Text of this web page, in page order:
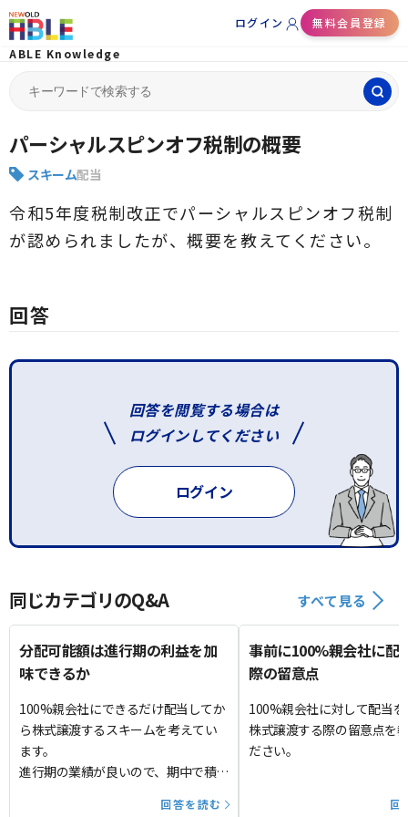
ログイン
無料会員登録
ABLE Knowledge
for:
パーシャルスピンオフ税制の概要
スキーム配当
令和5年度税制改正でパーシャルスピンオフ税制
が認められましたが、概要を教えてください。
回答
回答を閲覧する場合は
ログインしてください
ログイン
同じカテゴリのQ&A すべて見る
分配可能額は進行期の利益を加
味できるか
100%親会社にできるだけ配当してか
ら株式譲渡するスキームを考えてい
ます。
進行期の業績が良いので、期中で積み
回答を読む
事前に100%親会社に配
際の留意点
100%親会社に対して配当
株式譲渡する際の留意点を
ださい。
回